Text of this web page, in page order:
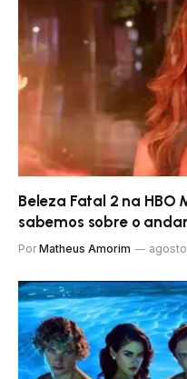
Beleza Fatal 2 na HBO
sabemos sobre o
Por Matheus Amorim